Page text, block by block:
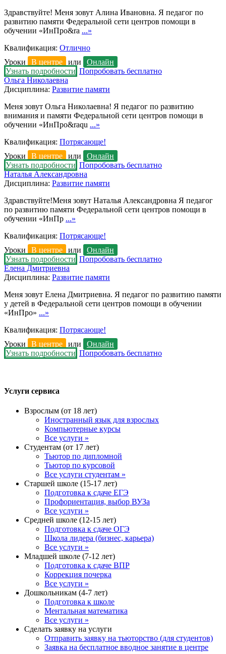
Здравствуйте! Меня зовут Алина Ивановна. Я педагог по
развитию памяти Федеральной сети центров помощи в
обучении «ИнПро&ra ...»
Квалификация: Отлично
Уроки
В центре или
Онлайн
Узнать подробности Попробовать бесплатно
Ольга Николаевна
Дисциплина: Развитие памяти
Меня зовут Ольга Николаевна! Я педагог по развитию
внимания и памяти Федеральной сети центров помощи в
обучении «ИнПро&raqu ...»
Квалификация: Потрясающе!
Уроки
В центре или
Онлайн
Узнать подробности Попробовать бесплатно
Наталья Александровна
Дисциплина: Развитие памяти
Здравствуйте!Меня зовут Наталья Александровна Я педагог
по развитию памяти Федеральной сети центров помощи в
обучении «ИнПр ...»
Квалификация: Потрясающе!
Уроки
В центре или
Онлайн
Узнать подробности Попробовать бесплатно
Елена Дмитриевна
Дисциплина: Развитие памяти
Меня зовут Елена Дмитриевна. Я педагог по развитию памяти
у детей в Федеральной сети центров помощи в обучении
«ИнПро» ...»
Квалификация: Потрясающе!
Уроки
В центре или
Онлайн
Узнать подробности Попробовать бесплатно
Услуги сервиса
Взрослым (от 18 лет)
Иностранный язык для взрослых
Компьютерные курсы
Все услуги »
Студентам (от 17 лет)
Тьютор по дипломной
Тьютор по курсовой
Все услуги студентам »
Старшей школе (15-17 лет)
Подготовка к сдаче ЕГЭ
Профориентация, выбор ВУЗа
Все услуги »
Средней школе (12-15 лет)
Подготовка к сдаче ОГЭ
Школа лидера (бизнес, карьера)
Все услуги »
Младшей школе (7-12 лет)
Подготовка к сдаче ВПР
Коррекция почерка
Все услуги »
Дошкольникам (4-7 лет)
Подготовка к школе
Ментальная математика
Все услуги »
Сделать заявку на услуги
Отправить заявку на тьюторство (для студентов)
Заявка на бесплатное вводное занятие в центре